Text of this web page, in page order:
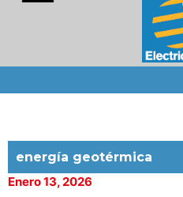
energía geotérmica
Enero 13, 2026